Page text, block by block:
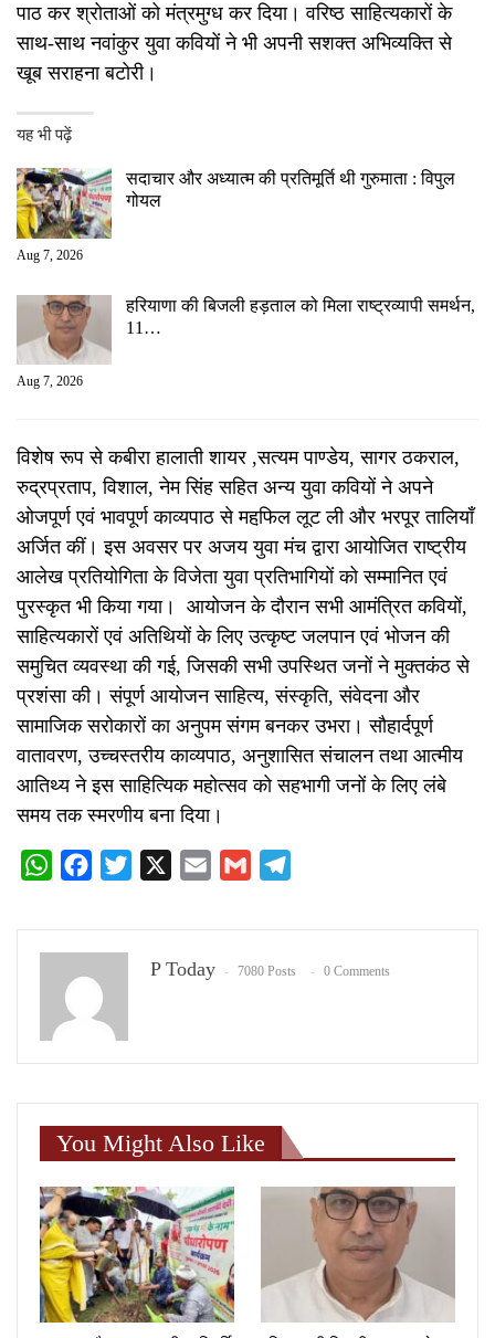
पाठ कर श्रोताओं को मंत्रमुग्ध कर दिया। वरिष्ठ साहित्यकारों के
साथ-साथ नवांकुर युवा कवियों ने भी अपनी सशक्त अभिव्यक्ति से
खूब सराहना बटोरी।
यह भी पढ़ें
सदाचार और अध्यात्म की प्रतिमूर्ति थी गुरुमाता : विपुल
गोयल
Aug 7, 2026
हरियाणा की बिजली हड़ताल को मिला राष्ट्रव्यापी समर्थन,
11…
Aug 7, 2026
विशेष रूप से कबीरा हालाती शायर ,सत्यम पाण्डेय, सागर ठकराल,
रुद्रप्रताप, विशाल, नेम सिंह सहित अन्य युवा कवियों ने अपने
ओजपूर्ण एवं भावपूर्ण काव्यपाठ से महफि़ल लूट ली और भरपूर तालियाँ
अर्जित कीं। इस अवसर पर अजय युवा मंच द्वारा आयोजित राष्ट्रीय
आलेख प्रतियोगिता के विजेता युवा प्रतिभागियों को सम्मानित एवं
पुरस्कृत भी किया गया। आयोजन के दौरान सभी आमंत्रित कवियों,
साहित्यकारों एवं अतिथियों के लिए उत्कृष्ट जलपान एवं भोजन की
समुचित व्यवस्था की गई, जिसकी सभी उपस्थित जनों ने मुक्तकंठ से
प्रशंसा की। संपूर्ण आयोजन साहित्य, संस्कृति, संवेदना और
सामाजिक सरोकारों का अनुपम संगम बनकर उभरा। सौहार्दपूर्ण
वातावरण, उच्चस्तरीय काव्यपाठ, अनुशासित संचालन तथा आत्मीय
आतिथ्य ने इस साहित्यिक महोत्सव को सहभागी जनों के लिए लंबे
समय तक स्मरणीय बना दिया।
WhatsAppFacebook
Twitter Email Gmail
P Today 7080 Posts 0 Comments
You Might Also Like